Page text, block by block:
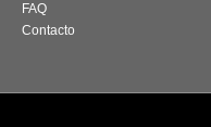
FAQ
Contacto